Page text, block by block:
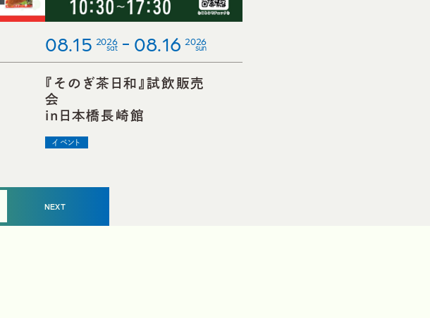
08.15 2026
sat 08.16 2026
sun
『そのぎ茶日和』試飲販売
会
in日本橋長崎館
イベント
NEXT